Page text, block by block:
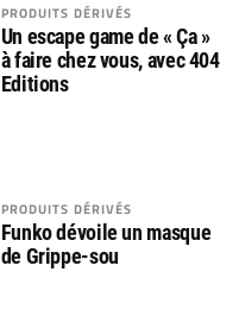
PRODUITS DÉRIVÉS
Un escape game de « Ça »
à faire chez vous, avec 404
Editions
PRODUITS DÉRIVÉS
Funko dévoile un masque
de Grippe-sou